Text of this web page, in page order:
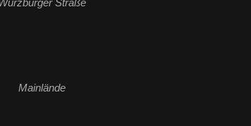
Straße
Mainlände